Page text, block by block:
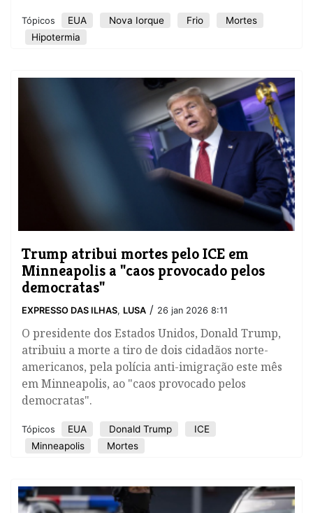
Tópicos EUA Nova Iorque Frio
Mortes
Hipotermia
Trump atribui mortes pelo ICE em
Minneapolis a "caos provocado pelos
democratas"
EXPRESSO DAS ILHAS, LUSA / 26 jan 2026 8:11
O presidente dos Estados Unidos, Donald Trump,
atribuiu a morte a tiro de dois cidadãos norte-
americanos, pela polícia anti-imigração este mês
em Minneapolis, ao "caos provocado pelos
democratas".
Tópicos EUA Donald Trump
ICE
Minneapolis
Mortes